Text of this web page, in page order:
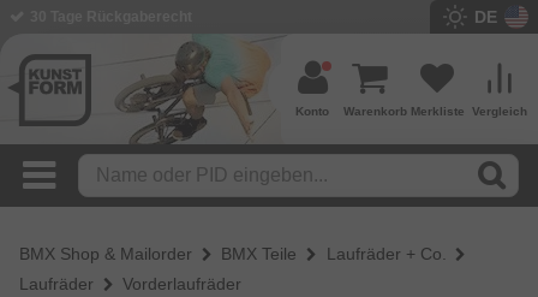
DE
Vergleich
Merkliste
Warenkorb
Konto
BMX Shop & Mailorder BMX Teile
Laufräder + Co.
Laufräder
Vorderlaufräder